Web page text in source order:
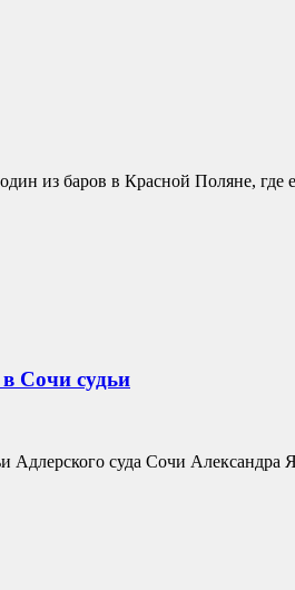
из баров в Красной Поляне, где
Сочи судьи
Адлерского суда Сочи Александра